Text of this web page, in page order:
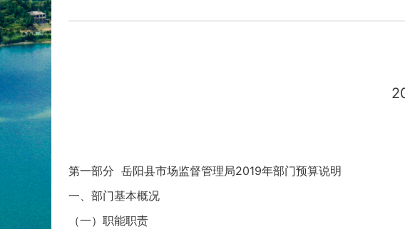
第一部分 岳阳县市场监督管理局2019年部门预算说明
一、部门基本概况
（一）职能职责